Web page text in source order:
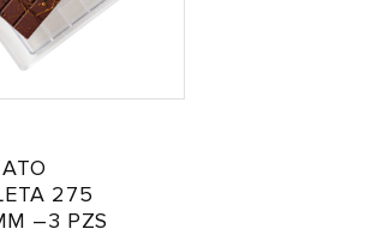
275
–3 PZS